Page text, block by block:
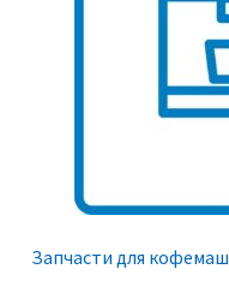
Запчасти для